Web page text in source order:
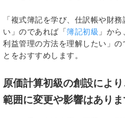
「複式簿記を学び、仕訳帳や財
い」のであれば「簿記初級 」か
利益管理の方法を理解したい」
とをおすすめします。
原価計算初級の創設によ
範囲に変更や影響はありま